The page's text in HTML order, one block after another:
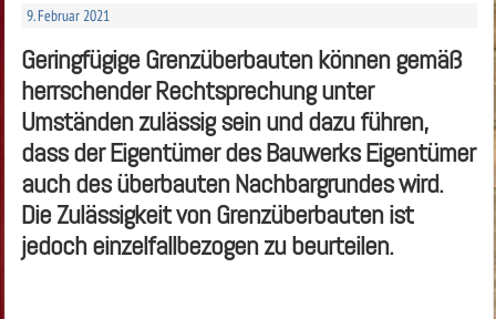
9. Februar 2021
Geringfügige Grenzüberbauten können gemäß
herrschender Rechtsprechung unter
Umständen zulässig sein und dazu führen,
dass der Eigentümer des Bauwerks Eigentümer
auch des überbauten Nachbargrundes wird.
Die Zulässigkeit von Grenzüberbauten ist
jedoch einzelfallbezogen zu beurteilen.